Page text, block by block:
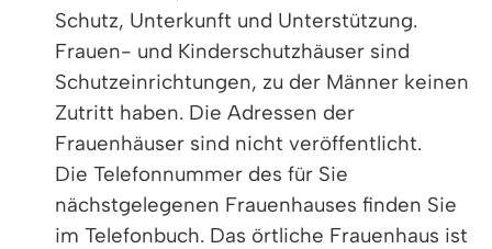
Schutz, Unterkunft und Unterstützung.
Frauen- und Kinderschutzhäuser sind
Schutzeinrichtungen, zu der Männer keinen
Zutritt haben. Die Adressen der
Frauenhäuser sind nicht veröffentlicht.
Die Telefonnummer des für Sie
nächstgelegenen Frauenhauses finden Sie
im Telefonbuch. Das örtliche Frauenhaus ist